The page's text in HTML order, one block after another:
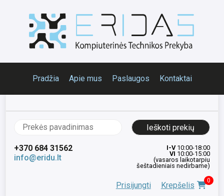
Pradžia Apie mus Paslaugos Kontaktai
Ieškoti:
+370 684 31562
info@eridu.lt
I-V10:00-18:00
VI 10:00-15:00
(vasaros laikotarpiu
šeštadieniais nedirbame)
Prisijungti Krepšelis 0